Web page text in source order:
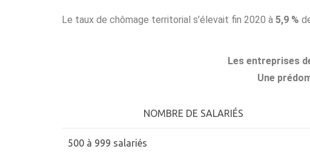
Le taux de chômage territorial s’élevait fin 2020 à 5,9 %
Les entreprises
Une
NOMBRE DE SALARIÉS
500 à 999 salariés